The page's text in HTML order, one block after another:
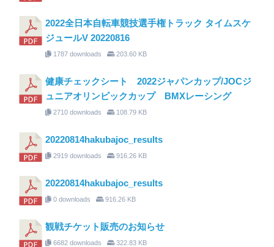
2022全日本自転車競技選手権トラック タイムスケ
ジュールV 20220816
1787 downloads 203.60 KB
健康チェックシート 2022ジャパンカップ/JOCジ
ュニアオリンピックカップ BMXレーシング
2710 downloads 108.79 KB
20220814hakubajoc_results
2919 downloads 916.26 KB
20220814hakubajoc_results
0 downloads 916.26 KB
観戦チケット販売のお知らせ
6682 downloads 322.83 KB